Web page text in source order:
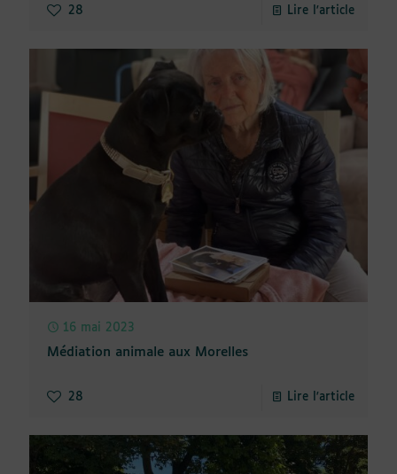
28 Lire l'article
16 mai 2023
Médiation animale aux Morelles
28 Lire l'article